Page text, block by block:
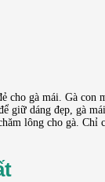
cho gà mái. Gà con
giữ dáng đẹp, gà
lông cho gà. Chỉ